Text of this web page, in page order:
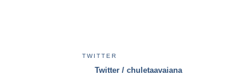
TWITTER
Twitter / chuletaavaiana